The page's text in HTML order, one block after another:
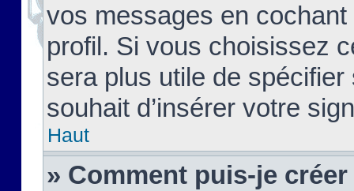
vos messages en
profil. Si vous choisissez
sera plus utile de
souhait d’insérer votre
Haut
» Comment puis-je